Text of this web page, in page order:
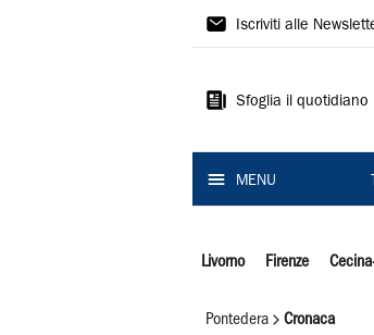
Il
Iscriviti alle
Sfoglia il quotidiano
MENU
Livorno Firenze
Pontedera Cronaca